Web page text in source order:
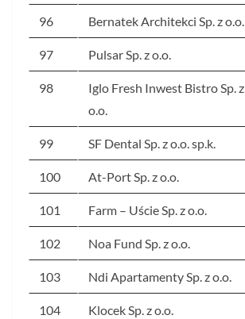
96 Bernatek Architekci Sp. z o.o.
97 Pulsar Sp. z o.o.
98
Iglo Fresh Inwest Bistro Sp. z
o.o.
99 SF Dental Sp. z o.o. sp.k.
100 At-Port Sp. z o.o.
101 Farm – Uście Sp. z o.o.
102 Noa Fund Sp. z o.o.
103 Ndi Apartamenty Sp. z o.o.
104 Klocek Sp. z o.o.